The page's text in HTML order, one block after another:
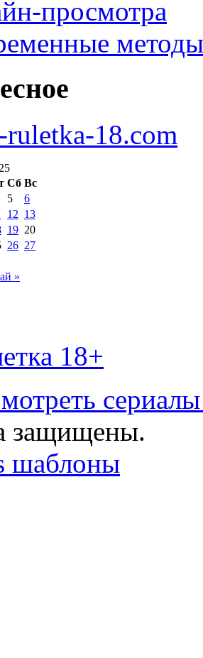
просмотра
ruletka-18.com
Сб Вс
»
5
6
12 13
19 20
26 27
18+
защищены.
шаблоны